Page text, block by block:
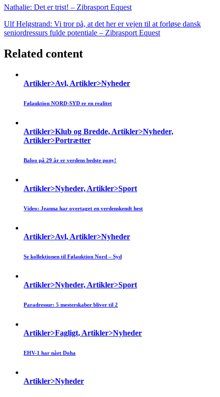
Nathalie: Det er trist! – Zibrasport Equest
Ulf Helgstrand: Vi tror på, at det her er vejen til at forløse dansk
seniordressurs fulde potentiale – Zibrasport Equest
Related content
Artikler>Avl, Artikler>Nyheder
Følauktion NORD-SYD er en realitet
Artikler>Klub og Bredde, Artikler>Nyheder,
Artikler>Portrætter
Baloo på 29 år er verdens bedste pony!
Artikler>Nyheder, Artikler>Sport
Video: Jeanna har overtaget en verdenskendt hest
Artikler>Avl, Artikler>Nyheder
Se kollektionen til Følauktion Nord – Syd
Artikler>Nyheder, Artikler>Sport
Paradressur: 5 mesterskaber bliver til 2
Artikler>Fagligt, Artikler>Nyheder
EHV-1 har nået Doha
Artikler>Nyheder